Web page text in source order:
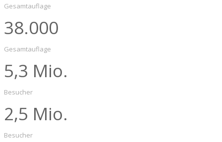
Gesamtauflage
38.000
Gesamtauflage
5,3 Mio.
Besucher
2,5 Mio.
Besucher